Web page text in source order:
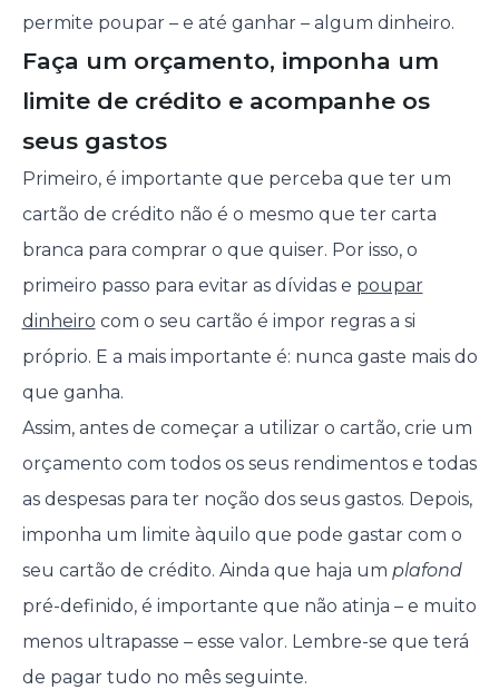
permite poupar – e até ganhar – algum dinheiro.
Faça um orçamento, imponha um
limite de crédito e acompanhe os
seus gastos
Primeiro, é importante que perceba que ter um
cartão de crédito não é o mesmo que ter carta
branca para comprar o que quiser. Por isso, o
primeiro passo para evitar as dívidas e poupar
dinheiro com o seu cartão é impor regras a si
próprio. E a mais importante é: nunca gaste mais do
que ganha.
Assim, antes de começar a utilizar o cartão, crie um
orçamento com todos os seus rendimentos e todas
as despesas para ter noção dos seus gastos. Depois,
imponha um limite àquilo que pode gastar com o
seu cartão de crédito. Ainda que haja um plafond
pré-definido, é importante que não atinja – e muito
menos ultrapasse – esse valor. Lembre-se que terá
de pagar tudo no mês seguinte.